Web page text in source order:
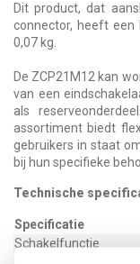
Dit product, dat
connector, heeft
0,07 kg.
De ZCP21M12 kan
van een
als
assortiment biedt
gebruikers in staat
bij hun specifieke
Technische
Specificatie
Schakelfunctie